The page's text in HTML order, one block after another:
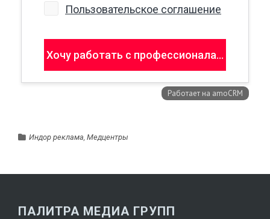
Индор реклама, Медцентры
ПАЛИТРА МЕДИА ГРУПП